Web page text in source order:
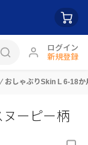
ログイン
新規登録
おしゃぶりSkin L 6-18か
ヌーピー柄